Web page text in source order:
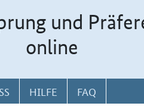
und
online
HILFE FAQ